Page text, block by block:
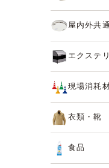
屋内外共
エクステ
現場消耗
衣類・靴
食品